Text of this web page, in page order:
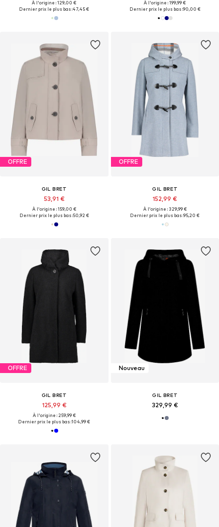
À l'origine : 129,00 €
Dernier prix le plus bas :47,45 €
À l'origine : 199,99 €
Dernier prix le plus bas :90,00 €
OFFRE
GIL BRET
53,91 €
À l'origine : 159,00 €
Dernier prix le plus bas :50,92 €
OFFRE
GIL BRET
152,99 €
À l'origine : 329,99 €
Dernier prix le plus bas :95,20 €
OFFRE
GIL BRET
125,99 €
À l'origine : 259,99 €
Dernier prix le plus bas :104,99 €
Nouveau
GIL BRET
329,99 €